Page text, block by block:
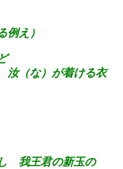
え）
（な）が着ける衣
我王君の新玉の